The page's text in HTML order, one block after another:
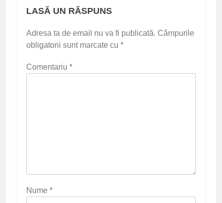
LASĂ UN RĂSPUNS
Adresa ta de email nu va fi publicată. Câmpurile
obligatorii sunt marcate cu *
Comentariu *
Nume *